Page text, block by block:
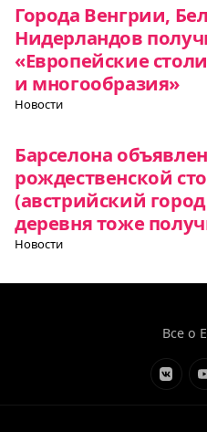
Города Венгрии,
Нидерландов
«Европейские
и многообразия»
Новости
Барселона
рождественской
(австрийский
деревня тоже
Новости
Все о
Элемент